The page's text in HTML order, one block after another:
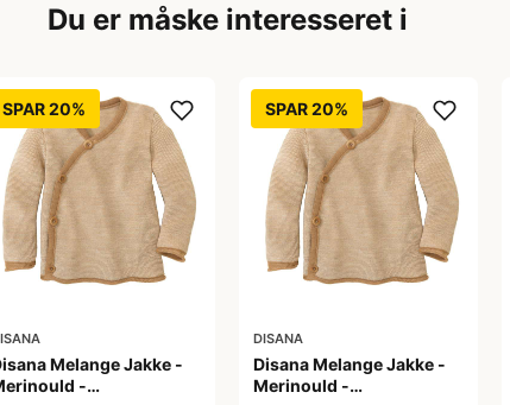
Du er måske interesseret i
SPAR 20%
Melange Jakke -
-
SPAR 20%
DISANA
Disana Melange Jakke -
Merinould -